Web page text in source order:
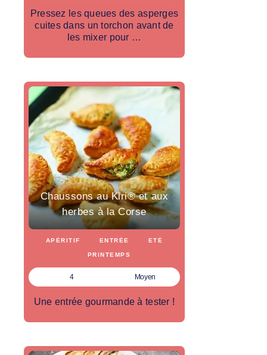
Pressez les queues des asperges
cuites dans un torchon avant de
les mixer pour …
Chaussons au Kiri® et aux
herbes à la Corse
APÉRITIF ENTRÉE ETÉ
PRINTEMPS
4 Moyen
Une entrée gourmande à tester !